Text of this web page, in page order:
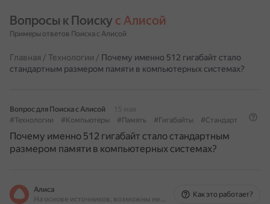
Вопросы к Поиску с Алисой
Примеры ответов Поиска с Алисой
Главная / Технологии / Почему именно 512 гигабайт стало
стандартным размером памяти в компьютерных системах?
Вопрос для Поиска с Алисой
15 мая
#Технологии
#Компьютеры #Память #Гигабайты #Стандарт
Почему именно 512 гигабайт стало стандартным
размером памяти в компьютерных системах?
Алиса
На основе источников, возможны неточности
Как это работает?